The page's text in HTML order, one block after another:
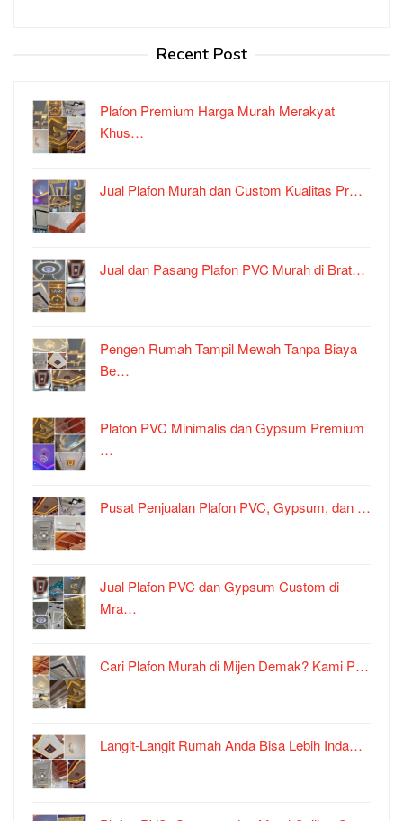
Recent Post
Plafon Premium Harga Murah Merakyat
Khus…
Jual Plafon Murah dan Custom Kualitas Pr…
Jual dan Pasang Plafon PVC Murah di Brat…
Pengen Rumah Tampil Mewah Tanpa Biaya
Be…
Plafon PVC Minimalis dan Gypsum Premium
…
Pusat Penjualan Plafon PVC, Gypsum, dan …
Jual Plafon PVC dan Gypsum Custom di
Mra…
Cari Plafon Murah di Mijen Demak? Kami P…
Langit-Langit Rumah Anda Bisa Lebih Inda…